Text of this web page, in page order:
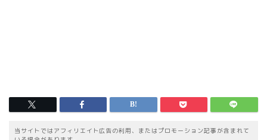
当サイトではアフィリエイト広告の利用、またはプロモーション記事が含まれて